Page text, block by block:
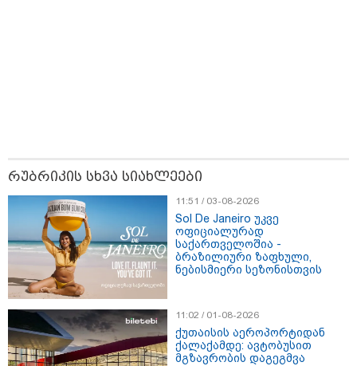
15:42 / 07-08-2026
"საიდან იცის, მან სინამდვილეში რა
ხდებოდა... აფხაზეთის ომში თუ არ
ვცდები სამჯერ არის ნამყოფი, არც
ერთხელ 10 დღეს არ ცდებოდა" - გია
ყარყარაშვილი გიორგი ბარამიძის
განცხადებაზე
რუბრიკის სხვა სიახლეები
11:51 / 03-08-2026
Sol De Janeiro უკვე
ოფიციალურად
საქართველოშია -
ბრაზილიური ზაფხული,
ნებისმიერი სეზონისთვის
11:02 / 01-08-2026
ქუთაისის აეროპორტიდან
ქალაქამდე: ავტობუსით
მგზავრობის დაგეგმვა